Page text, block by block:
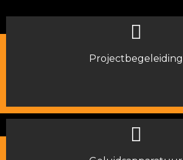
Projectbegeleiding